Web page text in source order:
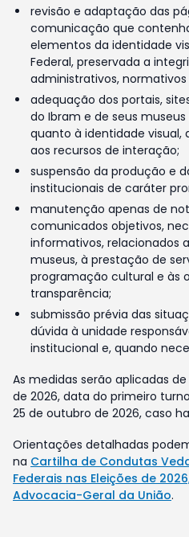
revisão e adaptação das
comunicação que
elementos da identidade
Federal, preservada a
administrativos, normativos
adequação dos portais,
do Ibram e de seus
quanto à identidade visual,
aos recursos de interação;
suspensão da produção e
institucionais de caráter
manutenção apenas de
comunicados objetivos,
informativos, relacionados
museus, à prestação de
programação cultural e às
transparência;
submissão prévia das
dúvida à unidade
institucional e, quando
As medidas serão aplicadas
de 2026, data do primeiro
25 de outubro de 2026, caso
Orientações detalhadas
na Cartilha de Condutas
Federais nas Eleições de
Advocacia-Geral da União.